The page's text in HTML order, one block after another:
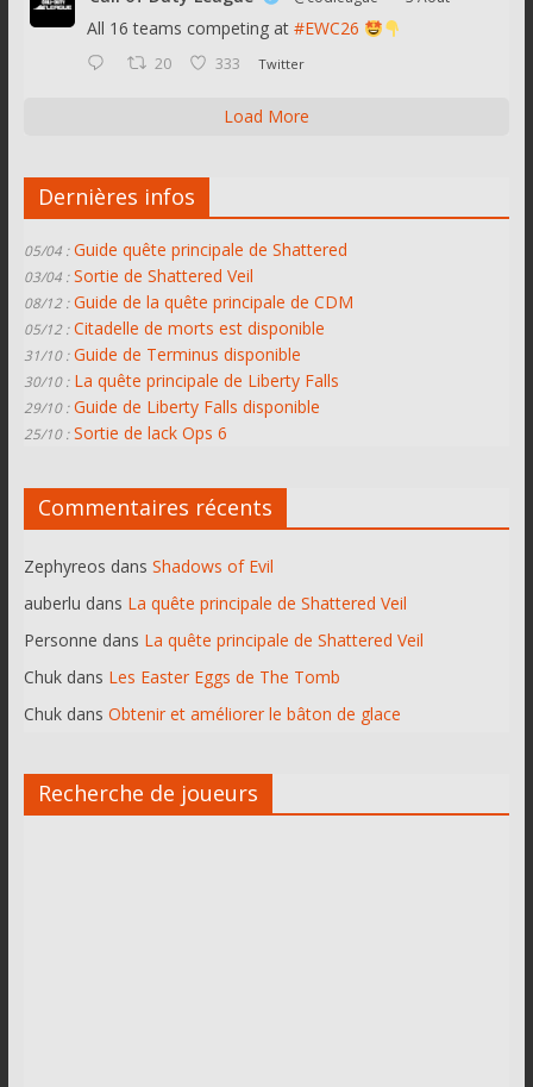
All 16 teams competing at #EWC26
20 333 Twitter
Load More
Dernières infos
05/04 : Guide quête principale de Shattered
03/04 : Sortie de Shattered Veil
08/12 : Guide de la quête principale de CDM
05/12 : Citadelle de morts est disponible
31/10 : Guide de Terminus disponible
30/10 : La quête principale de Liberty Falls
29/10 : Guide de Liberty Falls disponible
25/10 : Sortie de lack Ops 6
Commentaires récents
Zephyreos dans Shadows of Evil
auberlu dans La quête principale de Shattered Veil
Personne dans La quête principale de Shattered Veil
Chukdans Les Easter Eggs de The Tomb
Chukdans Obtenir et améliorer le bâton de glace
Recherche de joueurs